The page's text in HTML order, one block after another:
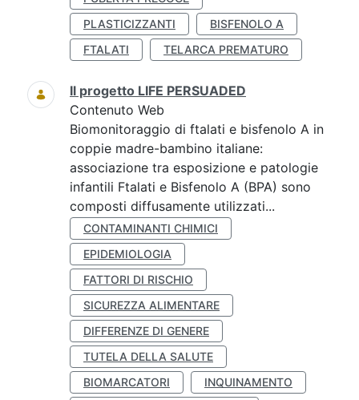
PLASTICIZZANTI
BISFENOLO A
FTALATI
TELARCA PREMATURO
Il progetto LIFE PERSUADED
Contenuto Web
Biomonitoraggio di ftalati e bisfenolo A in
coppie madre-bambino italiane:
associazione tra esposizione e patologie
infantili Ftalati e Bisfenolo A (BPA) sono
composti diffusamente utilizzati...
CONTAMINANTI CHIMICI
EPIDEMIOLOGIA
FATTORI DI RISCHIO
SICUREZZA ALIMENTARE
DIFFERENZE DI GENERE
TUTELA DELLA SALUTE
BIOMARCATORI
INQUINAMENTO